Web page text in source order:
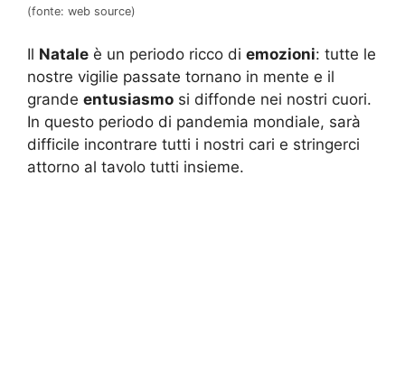
(fonte: web source)
Il Natale è un periodo ricco di emozioni: tutte le
nostre vigilie passate tornano in mente e il
grande entusiasmo si diffonde nei nostri cuori.
In questo periodo di pandemia mondiale, sarà
difficile incontrare tutti i nostri cari e stringerci
attorno al tavolo tutti insieme.